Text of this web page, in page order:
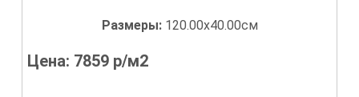
Размеры: 120.00x40.00см
Цена: 7859 р/м2